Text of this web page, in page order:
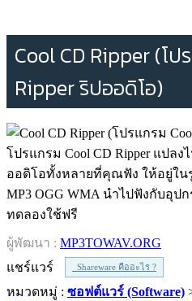
Cool CD Ripper (โป
Ripper ริปออดิโอ)
โปรแกรม Cool CD Ripper แปล
ออดิโอทั้งหลายที่คุณฟัง ให้อยู่ใน
MP3 OGG WMA นำไปฟังกับอุ
ทดลองใช้ฟรี
ผู้พัฒนา : MP3TOWAV.ORG
แชร์แวร์
Shareware คืออะไร ?
หมวดหมู่ : ซอฟต์แวร์ (Software)